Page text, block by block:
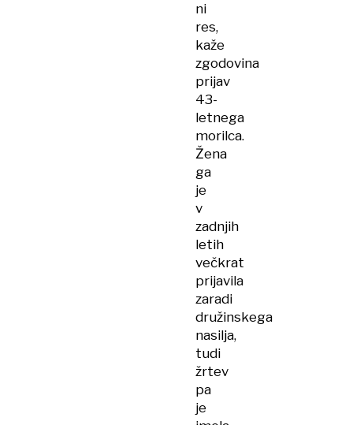
ni
res,
kaže
zgodovina
prijav
43-
letnega
morilca.
Žena
ga
je
v
zadnjih
letih
večkrat
prijavila
zaradi
družinskega
nasilja,
tudi
žrtev
pa
je